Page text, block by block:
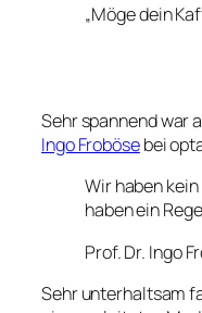
„Möge dein
Sehr spannend war
Ingo Frobösebei
Wir haben
haben ein
Prof. Dr. Ingo
Sehr unterhaltsam